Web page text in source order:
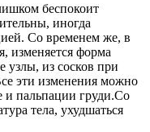
беспокоит
иногда
Со временем же, в
изменяется форма
узлы, из сосков при
эти изменения можно
и пальпации груди.Со
тела, ухудшаться